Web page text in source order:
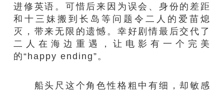
进修英语。可惜后来因为误会、身份的差距
和十三妹搬到长岛等问题令二人的爱苗熄
灭，带来无限的遗憾。幸好剧情最后交代了
二人在海边重遇，让电影有一个完美
的“happy ending”。
船头尺这个角色性格粗中有细，却敏感